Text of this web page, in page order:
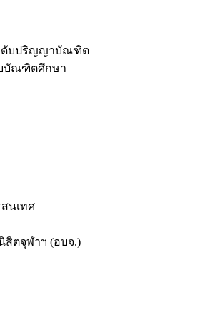
ดับปริญญาบัณฑิต
บัณฑิตศึกษา
นเทศ
สิตจุฬาฯ (อบจ.)